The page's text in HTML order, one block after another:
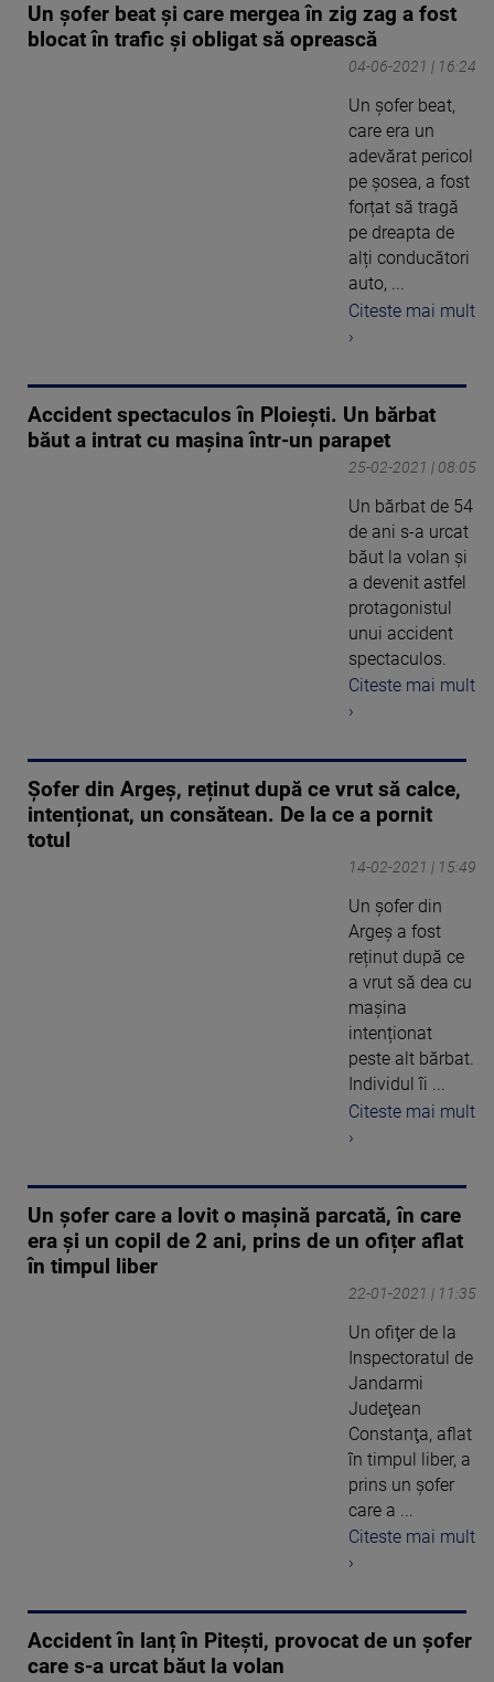
Un șofer beat și care mergea în zig zag a fost
blocat în trafic și obligat să oprească
04-06-2021 | 16:24
Un șofer beat,
care era un
adevărat pericol
pe șosea, a fost
forțat să tragă
pe dreapta de
alți conducători
auto, ...
Citeste mai mult
›
Accident spectaculos în Ploiești. Un bărbat
băut a intrat cu mașina într-un parapet
25-02-2021 | 08:05
Un bărbat de 54
de ani s-a urcat
băut la volan și
a devenit astfel
protagonistul
unui accident
spectaculos.
Citeste mai mult
›
Șofer din Argeș, reținut după ce vrut să calce,
intenționat, un consătean. De la ce a pornit
totul
14-02-2021 | 15:49
Un șofer din
Argeș a fost
reținut după ce
a vrut să dea cu
mașina
intenționat
peste alt bărbat.
Individul îi ...
Citeste mai mult
›
Un şofer care a lovit o maşină parcată, în care
era și un copil de 2 ani, prins de un ofițer aflat
în timpul liber
22-01-2021 | 11:35
Un ofiţer de la
Inspectoratul de
Jandarmi
Judeţean
Constanţa, aflat
în timpul liber, a
prins un şofer
care a ...
Citeste mai mult
›
Accident în lanț în Pitești, provocat de un șofer
care s-a urcat băut la volan